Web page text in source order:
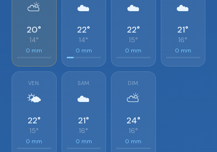
⛅
20°
14°
0 mm
☁️
22°
14°
0 mm
☁️
22°
15°
0 mm
☁️
21°
16°
0 mm
VEN.
🌤️
22°
15°
0 mm
SAM.
☁️
21°
16°
0 mm
DIM.
⛅
24°
16°
0 mm